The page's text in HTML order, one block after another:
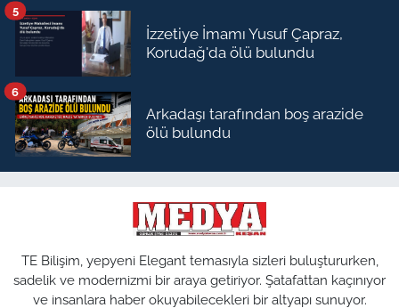
İzzetiye İmamı Yusuf Çapraz,
Korudağ'da ölü bulundu
5
Arkadaşı tarafından boş arazide
ölü bulundu
6
TE Bilişim, yepyeni Elegant temasıyla sizleri buluştururken,
sadelik ve modernizmi bir araya getiriyor. Şatafattan kaçınıyor
ve insanlara haber okuyabilecekleri bir altyapı sunuyor.